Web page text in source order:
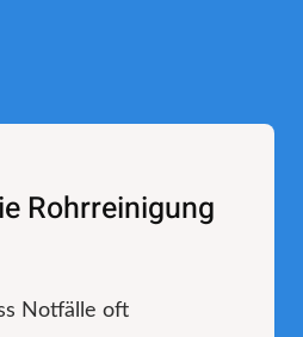
Rohrreinigung
Notfälle oft